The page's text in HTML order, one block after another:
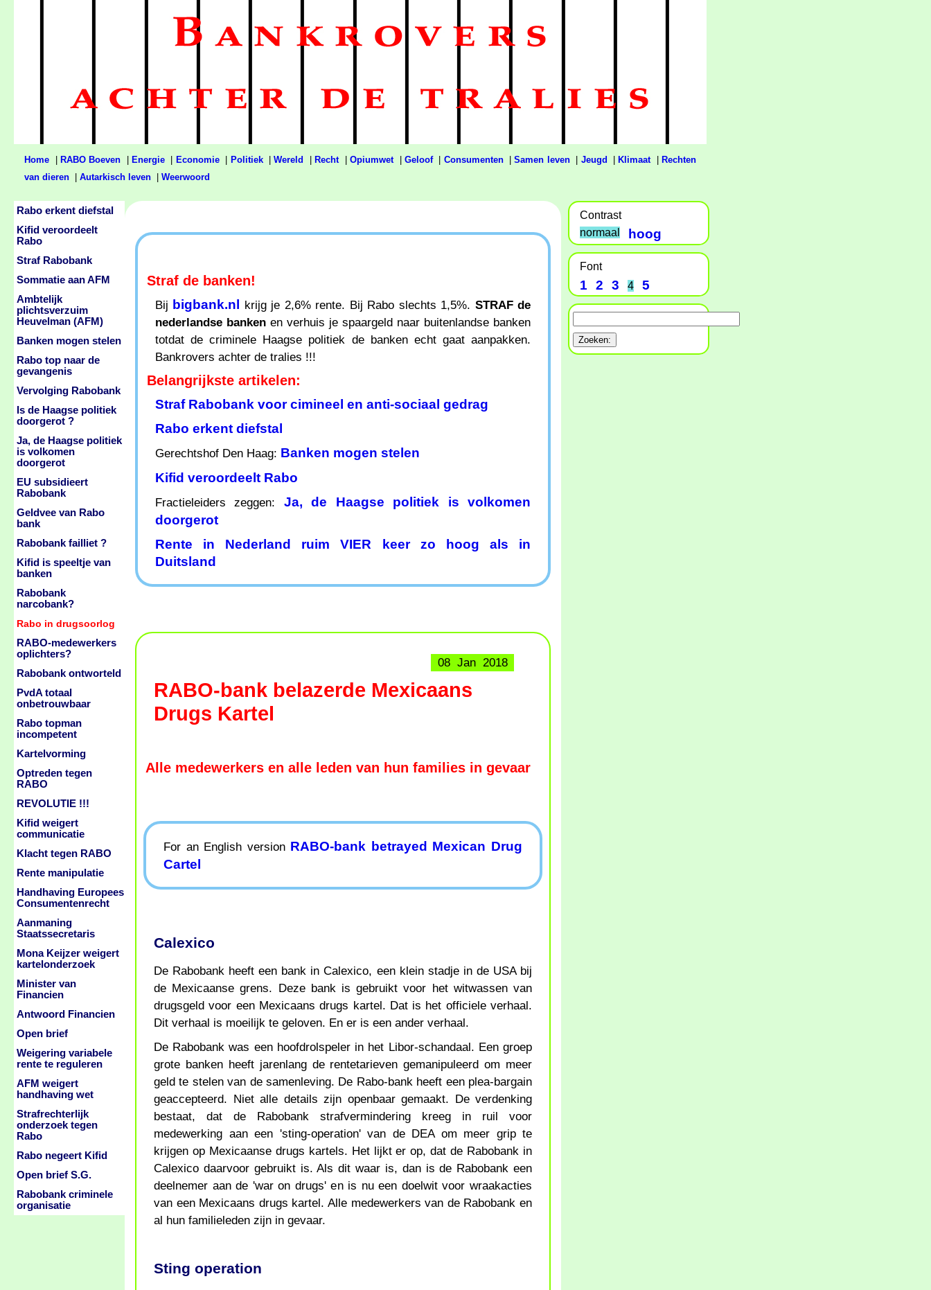
Home RABO Boeven Energie| Economie| Politiek|Wereld Recht| Opiumwet| Geloof| Consumenten|Samen leven| Jeugd Klimaat|
Rechten
van dieren
Autarkisch leven Weerwoord
Straf de banken!
Bij bigbank.nl krijg je 2,6% rente. Bij Rabo slechts 1,5%. STRAF de
nederlandse banken en verhuis je spaargeld naar buitenlandse banken
totdat de criminele Haagse politiek de banken echt gaat aanpakken.
Bankrovers achter de tralies !!!
Belangrijkste artikelen:
Straf Rabobank voor cimineel en anti-sociaal gedrag
Rabo erkent diefstal
Gerechtshof Den Haag: Banken mogen stelen
Kifid veroordeelt Rabo
Fractieleiders zeggen: Ja, de Haagse politiek is volkomen
doorgerot
Rente in Nederland ruim VIER keer zo hoog als in
Duitsland
08 Jan 2018
RABO-bank belazerde Mexicaans
Drugs Kartel
Alle medewerkers en alle leden van hun families in gevaar
For an English version RABO-bank betrayed Mexican Drug
Cartel
Calexico
De Rabobank heeft een bank in Calexico, een klein stadje in de USA bij
de Mexicaanse grens. Deze bank is gebruikt voor het witwassen van
drugsgeld voor een Mexicaans drugs kartel. Dat is het officiele verhaal.
Dit verhaal is moeilijk te geloven. En er is een ander verhaal.
De Rabobank was een hoofdrolspeler in het Libor-schandaal. Een groep
grote banken heeft jarenlang de rentetarieven gemanipuleerd om meer
geld te stelen van de samenleving. De Rabo-bank heeft een plea-bargain
geaccepteerd. Niet alle details zijn openbaar gemaakt. De verdenking
bestaat, dat de Rabobank strafvermindering kreeg in ruil voor
medewerking aan een 'sting-operation' van de DEA om meer grip te
krijgen op Mexicaanse drugs kartels. Het lijkt er op, dat de Rabobank in
Calexico daarvoor gebruikt is. Als dit waar is, dan is de Rabobank een
deelnemer aan de 'war on drugs' en is nu een doelwit voor wraakacties
van een Mexicaans drugs kartel. Alle medewerkers van de Rabobank en
al hun familieleden zijn in gevaar.
Sting operation
Rabo erkent diefstal
Kifid veroordeelt
Rabo
Straf Rabobank
Sommatie aan AFM
Ambtelijk
plichtsverzuim
Heuvelman (AFM)
Banken mogen stelen
Rabo top naar de
gevangenis
Vervolging Rabobank
Is de Haagse politiek
doorgerot ?
Ja, de Haagse politiek
is volkomen
doorgerot
EU subsidieert
Rabobank
Geldvee van Rabo
bank
Rabobank failliet ?
Kifid is speeltje van
banken
Rabobank
narcobank?
Rabo in drugsoorlog
RABO-medewerkers
oplichters?
Rabobank ontworteld
PvdA totaal
onbetrouwbaar
Rabo topman
incompetent
Kartelvorming
Optreden tegen
RABO
REVOLUTIE !!!
Kifid weigert
communicatie
Klacht tegen RABO
Rente manipulatie
Handhaving Europees
Consumentenrecht
Aanmaning
Staatssecretaris
Mona Keijzer weigert
kartelonderzoek
Minister van
Financien
Antwoord Financien
Open brief
Weigering variabele
rente te reguleren
AFM weigert
handhaving wet
Strafrechterlijk
onderzoek tegen
Rabo
Rabo negeert Kifid
Open brief S.G.
Rabobank criminele
organisatie
Contrast
normaal
hoog
Font
1 2 3 4 5